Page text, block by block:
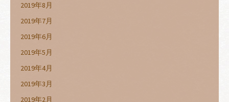
2019年8月
2019年7月
2019年6月
2019年5月
2019年4月
2019年3月
2019年2月